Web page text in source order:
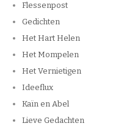
Flessenpost
Gedichten
Het Hart Helen
Het Mompelen
Het Vernietigen
Ideeflux
Kaïn en Abel
Lieve Gedachten